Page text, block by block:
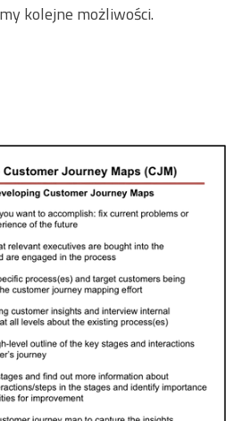
kolejne możliwości.